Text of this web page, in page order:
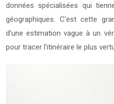
données spécialisées qui
géographiques. C’est cette
d’une estimation vague à un
pour tracer l’itinéraire le plus